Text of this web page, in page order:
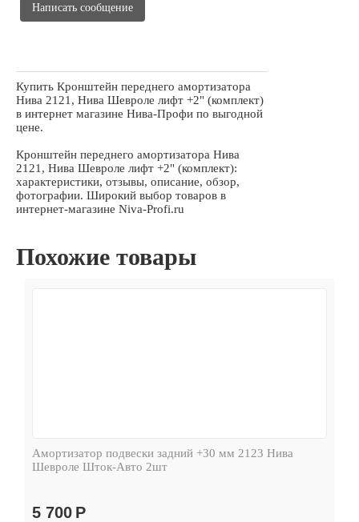
Написать сообщение
Купить Кронштейн переднего амортизатора
Нива 2121, Нива Шевроле лифт +2" (комплект)
в интернет магазине Нива-Профи по выгодной
цене.
Кронштейн переднего амортизатора Нива
2121, Нива Шевроле лифт +2" (комплект):
характеристики, отзывы, описание, обзор,
фотографии. Широкий выбор товаров в
интернет-магазине Niva-Profi.ru
Похожие товары
Амортизатор подвески задний +30 мм 2123 Нива
Шевроле Шток-Авто 2шт
5 700 Р